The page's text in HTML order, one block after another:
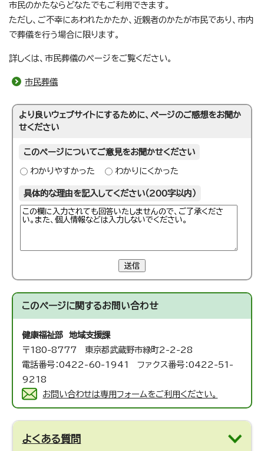
市民のかたならどなたでもご利用できます。
ただし、ご不幸にあわれたかたか、近親者のかたが市民であり、市内
で葬儀を行う場合に限ります。
詳しくは、市民葬儀のページをご覧ください。
市民葬儀
より良いウェブサイトにするために、ページのご感想をお聞か
せください
このページについてご意見をお聞かせください
わかりやすかった わかりにくかった
具体的な理由を記入してください（200字以内）
送信
このページに関するお問い合わせ
健康福祉部 地域支援課
〒180-8777 東京都武蔵野市緑町2-2-28
電話番号：0422-60-1941 ファクス番号：0422-51-
9218
お問い合わせは専用フォームをご利用ください。
よくある質問